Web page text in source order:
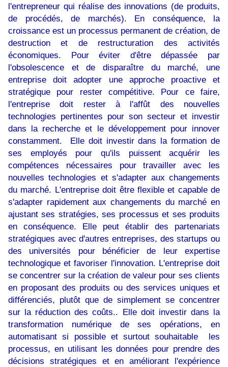
l'entrepreneur qui réalise des innovations (de produits,
de procédés, de marchés). En conséquence, la
croissance est un processus permanent de création, de
destruction et de restructuration des activités
économiques. Pour éviter d'être dépassée par
l'obsolescence et de disparaître du marché, une
entreprise doit adopter une approche proactive et
stratégique pour rester compétitive. Pour ce faire,
l'entreprise doit rester à l'affût des nouvelles
technologies pertinentes pour son secteur et investir
dans la recherche et le développement pour innover
constamment. Elle doit investir dans la formation de
ses employés pour qu'ils puissent acquérir les
compétences nécessaires pour travailler avec les
nouvelles technologies et s'adapter aux changements
du marché. L'entreprise doit être flexible et capable de
s'adapter rapidement aux changements du marché en
ajustant ses stratégies, ses processus et ses produits
en conséquence. Elle peut établir des partenariats
stratégiques avec d'autres entreprises, des startups ou
des universités pour bénéficier de leur expertise
technologique et favoriser l'innovation. L'entreprise doit
se concentrer sur la création de valeur pour ses clients
en proposant des produits ou des services uniques et
différenciés, plutôt que de simplement se concentrer
sur la réduction des coûts.. Elle doit investir dans la
transformation numérique de ses opérations, en
automatisant si possible et surtout souhaitable les
processus, en utilisant les données pour prendre des
décisions stratégiques et en améliorant l'expérience